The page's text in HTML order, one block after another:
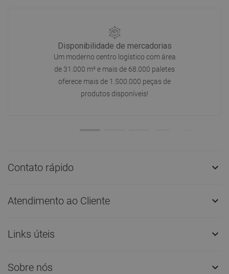
Disponibilidade de mercadorias
Um moderno centro logístico com área
de 31.000 m² e mais de 68.000 paletes
oferece mais de 1.500.000 peças de
produtos disponíveis!
Contato rápido 
Atendimento ao Cliente 
Links úteis 
Sobre nós 